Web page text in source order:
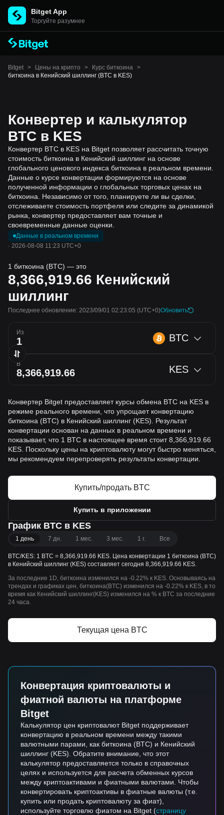
Bitget App
Торгуйте разумнее
Bitget > Цены на крипто > Курс биткоина >
биткоина в Кенийский шиллинг (BTC в KES)
Конвертер и калькулятор
BTC в KES
Конвертер BTC в KES на Bitget позволяет рассчитать точную
стоимость биткоина в Кенийский шиллинг на основе
глобального ценового индекса биткоина в реальном времени.
Данные о курсе конвертации формируются на основе
полученной информации о глобальных торговых ценах на
биткоина. Независимо от того, планируете ли вы сделки,
отслеживаете стоимость портфеля или следите за динамикой
рынка, конвертер предоставляет вам точные и
своевременные данные оценки.
Данные в реальном времени
· 2026-08-08 11:23 UTC+0
1 биткоина (BTC) — это
8,366,919.66 Кенийский
шиллинг
Последнее обновление: 2023/09/01 02:23:05 (UTC+0)Обновить
Из BTC
В KES
Конвертер Bitget предоставляет курсы обмена BTC на KES в
режиме реального времени, что упрощает конвертацию
биткоина (BTC) в Кенийский шиллинг (KES). Результат
конвертации основан на данных в реальном времени и
показывает, что 1 BTC в настоящее время стоит 8,366,919.66
KES. Поскольку цены на криптовалюту могут быстро меняться,
мы рекомендуем перепроверять результаты конвертации.
Купить/продать BTC
Купить в приложении
График BTC в KES
1 день 7 дн. 1 мес. 3 мес. 1 г. Все
BTC/KES: 1 BTC = 8,366,919.66 KES. Цена конвертации 1 биткоина (BTC)
в Кенийский шиллинг (KES) составляет сегодня 8,366,919.66 KES.
За последние 1D, биткоина изменился на -0.22% к KES. Основываясь на
трендах и графиках цен, биткоина(BTC) изменился на -0.22% к KES, в то
время как Кенийский шиллинг(KES) изменился на % к BTC за последние
24 часа.
Текущая цена BTC
Конвертация криптовалюты и
фиатной валюты на платформе
Bitget
Калькулятор цен криптовалют Bitget поддерживает
конвертацию в реальном времени между такими
валютными парами, как биткоина (BTC) и Кенийский
шиллинг (KES). Обратите внимание, что этот
калькулятор предоставляется только в справочных
целях и используется для расчета обменных курсов
между криптоактивами и фиатными валютами. Чтобы
конвертировать криптоактивы в фиатные валюты (т.е.
купить или продать криптовалюту за фиат),
используйте торговлю фиатом на Bitget (страницу